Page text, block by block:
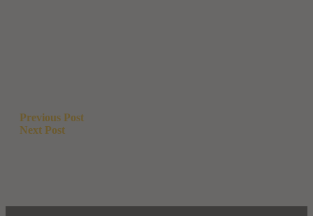
Beitragsnavigation
Previous Post
Next Post